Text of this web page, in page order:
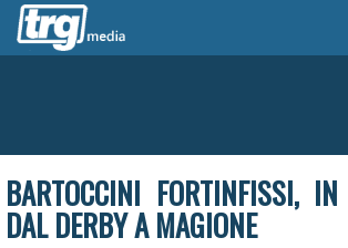
BARTOCCINI FORTINFISSI,
DAL DERBY A MAGIONE